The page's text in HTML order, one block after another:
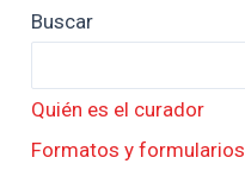
Buscar
Quién es el curador
Formatos y formularios